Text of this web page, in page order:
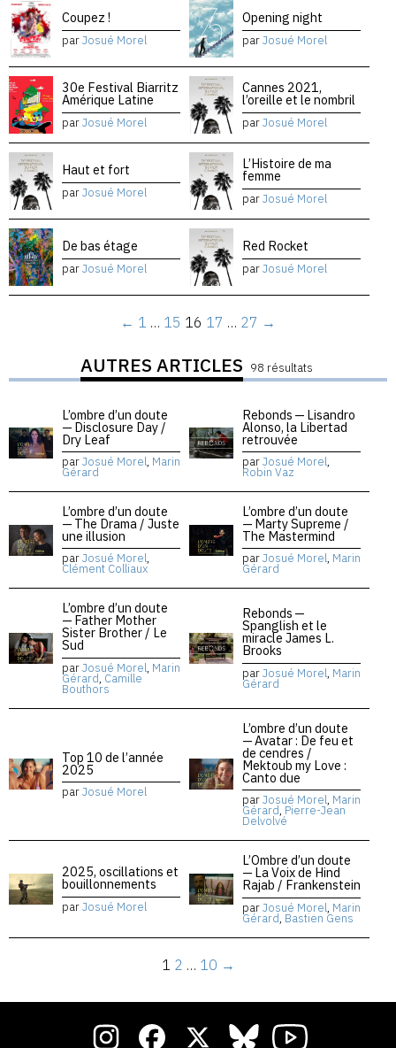
Coupez !
parJosué Morel
Opening night
parJosué Morel
30e Festival Biarritz
Amérique Latine
parJosué Morel
Cannes 2021,
l’oreille et le nombril
parJosué Morel
Haut et fort
parJosué Morel
L’Histoire de ma
femme
parJosué Morel
De bas étage
parJosué Morel
Red Rocket
parJosué Morel
← 1 … 15 16 17 … 27 →
AUTRES ARTICLES 98 résultats
L’ombre d’un doute
— Disclosure Day /
Dry Leaf
parJosué Morel, Marin
Gérard
Rebonds — Lisandro
Alonso, la Libertad
retrouvée
parJosué Morel,
Robin Vaz
L’ombre d’un doute
— The Drama / Juste
une illusion
parJosué Morel,
Clément Colliaux
L’ombre d’un doute
— Marty Supreme /
The Mastermind
parJosué Morel, Marin
Gérard
L’ombre d’un doute
— Father Mother
Sister Brother / Le
Sud
parJosué Morel, Marin
Gérard, Camille
Bouthors
Rebonds —
Spanglish et le
miracle James L.
Brooks
parJosué Morel, Marin
Gérard
Top 10 de l’année
2025
parJosué Morel
L’ombre d’un doute
— Avatar : De feu et
de cendres /
Mektoub my Love :
Canto due
parJosué Morel, Marin
Gérard, Pierre-Jean
Delvolvé
2025, oscillations et
bouillonnements
parJosué Morel
L’Ombre d’un doute
— La Voix de Hind
Rajab / Frankenstein
parJosué Morel, Marin
Gérard, Bastien Gens
1 2 … 10 →